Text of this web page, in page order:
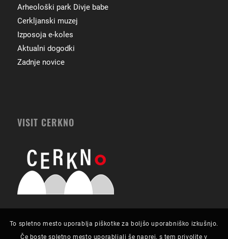
Arheološki park Divje babe
Cerkljanski muzej
Izposoja e-koles
Aktualni dogodki
Zadnje novice
VISIT CERKNO
To spletno mesto uporablja piškotke za boljšo uporabniško izkušnjo.
Če boste spletno mesto uporabljali še naprej, s tem privolite v